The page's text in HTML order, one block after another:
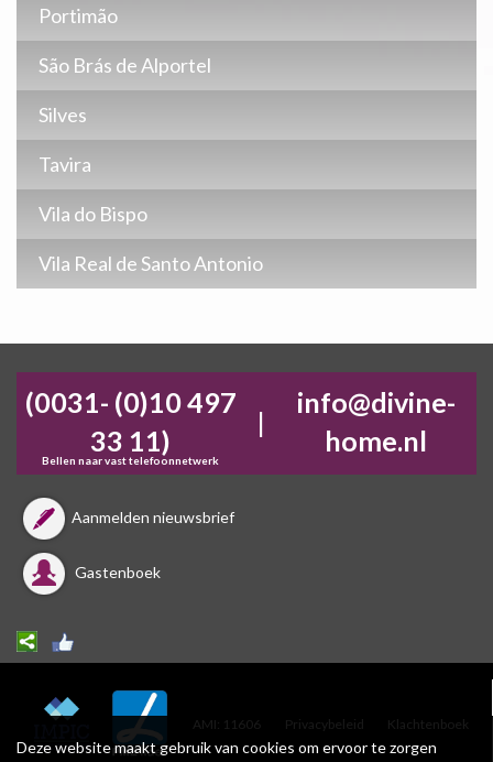
Deze website maakt gebruik van cookies om ervoor te zorgen
Portimão
São Brás de Alportel
Silves
Tavira
Vila do Bispo
Vila Real de Santo Antonio
(0031- (0)10 497
33 11)
Bellen naar vast telefoonnetwerk
|
info@divine-
home.nl
Aanmelden nieuwsbrief
Gastenboek
AMI: 11606 Privacybeleid Klachtenboek